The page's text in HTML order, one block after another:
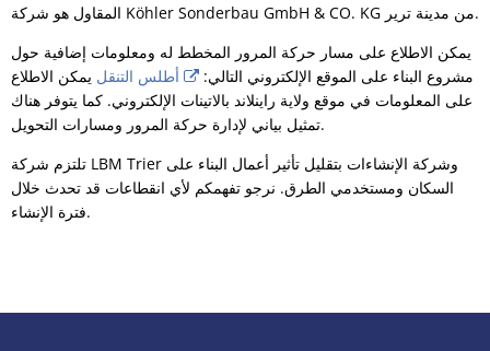
المقاول هو شركة Köhler Sonderbau GmbH & CO. KG من مدينة ترير.
يمكن الاطلاع على مسار حركة المرور المخطط له ومعلومات إضافية حول
مشروع البناء على الموقع الإلكتروني التالي:
أطلس التنقل يمكن الاطلاع
على المعلومات في موقع ولاية راينلاند بالاتينات الإلكتروني. كما يتوفر هناك
تمثيل بياني لإدارة حركة المرور ومسارات التحويل.
تلتزم شركة LBM Trier وشركة الإنشاءات بتقليل تأثير أعمال البناء على
السكان ومستخدمي الطرق. نرجو تفهمكم لأي انقطاعات قد تحدث خلال
فترة الإنشاء.